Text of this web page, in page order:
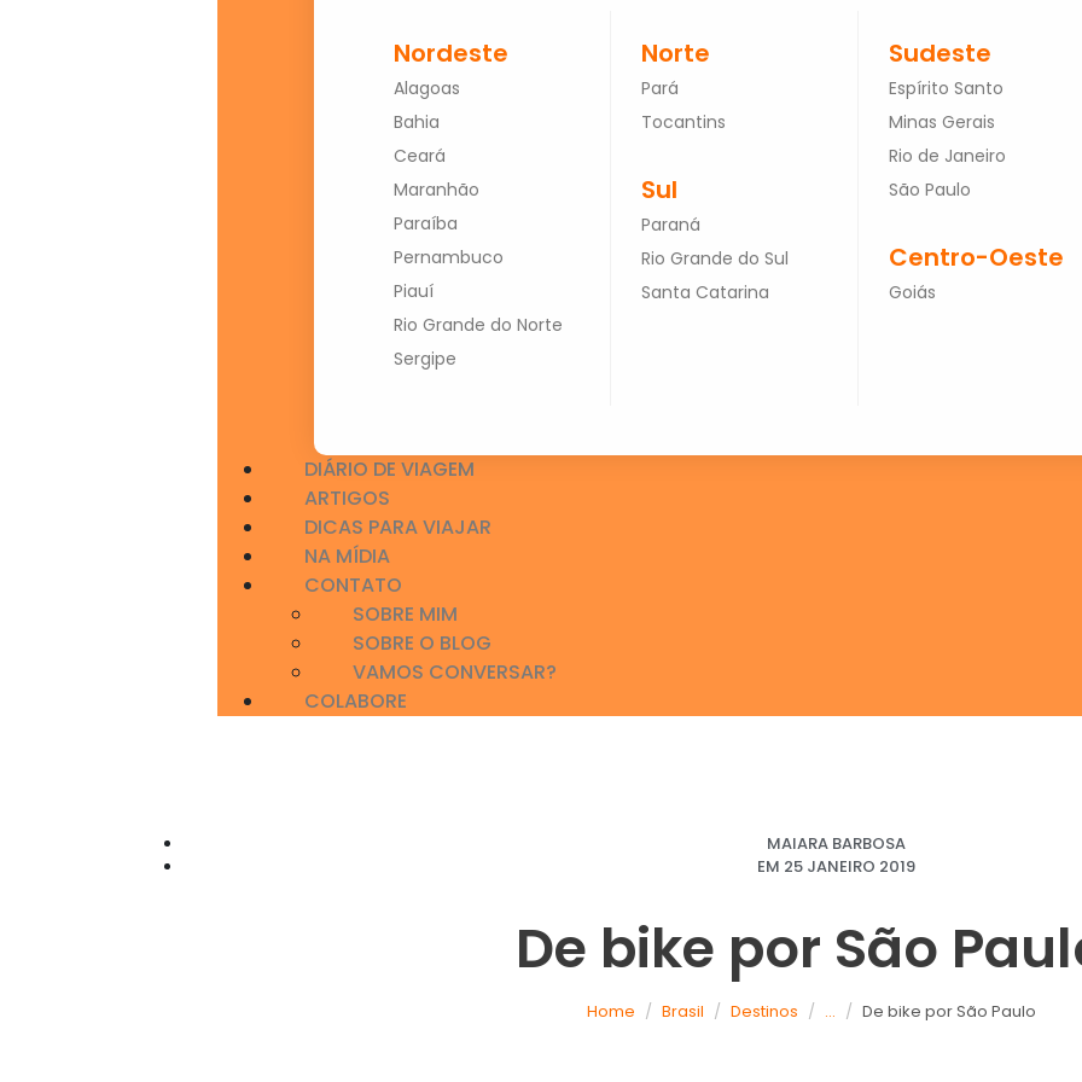
Nordeste
Alagoas
Bahia
Ceará
Maranhão
Paraíba
Pernambuco
Piauí
Rio Grande do Norte
Sergipe
Norte
Pará
Tocantins
Sul
Paraná
Rio Grande do Sul
Santa Catarina
Sudeste
Espírito Santo
Minas Gerais
Rio de Janeiro
São Paulo
Centro-Oeste
Goiás
DIÁRIO DE VIAGEM
ARTIGOS
DICAS PARA VIAJAR
NA MÍDIA
CONTATO
SOBRE MIM
SOBRE O BLOG
VAMOS CONVERSAR?
COLABORE
MAIARA BARBOSA
EM 25 JANEIRO 2019
De bike por São
Home Brasil Destinos ... De bike por São Paulo